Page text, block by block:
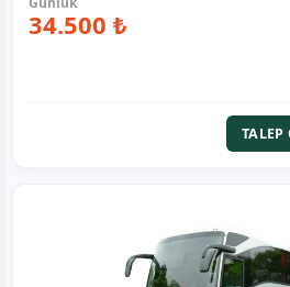
34.500 ₺
TALEP